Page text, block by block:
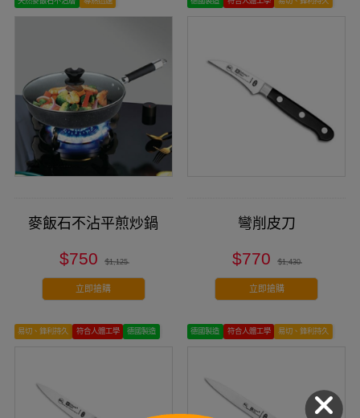
麥飯石不沾平煎炒鍋
$750 $1,125
立即搶購
彎削皮刀
$770 $1,430
立即搶購
易切、鋒利持久 符合人體工學 德國製造 德國製造 符合人體工學 易切、鋒利持久